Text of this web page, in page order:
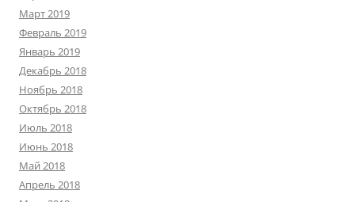
Март 2019
Февраль 2019
Январь 2019
Декабрь 2018
Ноябрь 2018
Октябрь 2018
Июль 2018
Июнь 2018
Май 2018
Апрель 2018